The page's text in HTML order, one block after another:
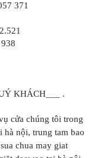
371
KHÁCH___ .
cửa chúng tôi trong
hà nội, trung tam bao
chua may giat